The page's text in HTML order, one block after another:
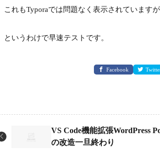
これもTyporaでは問題なく表示されています
というわけで早速テストです。
Facebook
VS Code機能拡張WordPress
の改造一旦終わり